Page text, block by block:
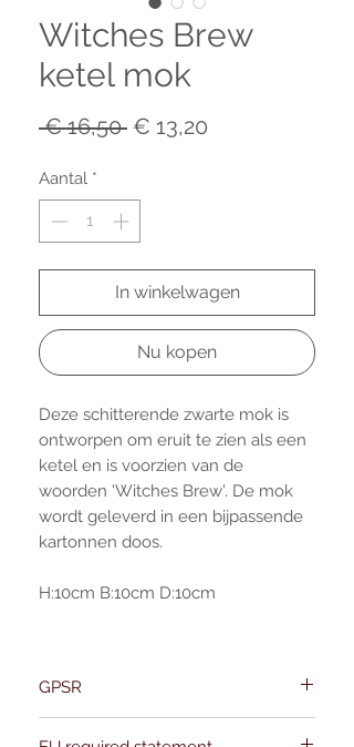
Witches Brew
ketel mok
€ 16,50 Normale
€ 13,20
Aantal *
In winkelwagen
Nu kopen
Deze schitterende zwarte mok is
ontworpen om eruit te zien als een
ketel en is voorzien van de
woorden 'Witches Brew'. De mok
wordt geleverd in een bijpassende
kartonnen doos.
H:10cm B:10cm D:10cm
GPSR